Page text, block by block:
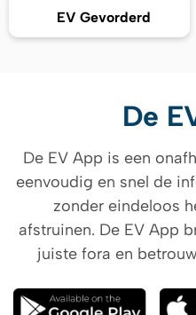
EV Gevorderd
De
De EV App is een
eenvoudig en snel de
zonder eindeloos
afstruinen. De EV App
juiste fora en